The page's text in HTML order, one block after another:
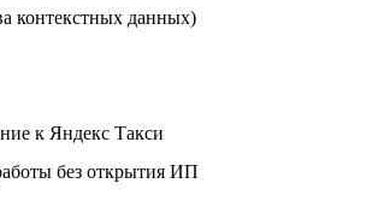
контекстных данных)
к Яндекс Такси
без открытия ИП